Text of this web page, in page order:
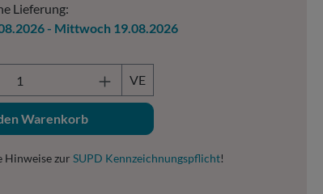
Lieferung:
- Mittwoch 19.08.2026
Gib den gewünschten Wert
VE
Warenkorb
Hinweise zur SUPD Kennzeichnungspflicht!